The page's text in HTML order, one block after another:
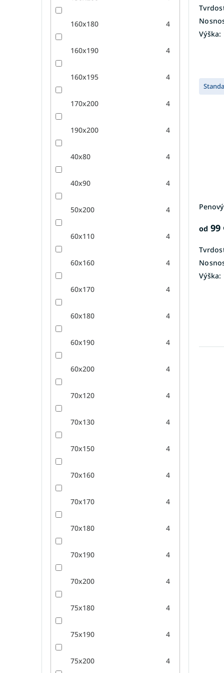
160x180 4
160x190 4
160x195 4
170x200 4
190x200 4
40x80 4
40x90 4
50x200 4
60x110 4
60x160 4
60x170 4
60x180 4
60x190 4
60x200 4
70x120 4
70x130 4
70x150 4
70x160 4
70x170 4
70x180 4
70x190 4
70x200 4
75x180 4
75x190 4
75x200 4
Výška:
od 99
Výška: